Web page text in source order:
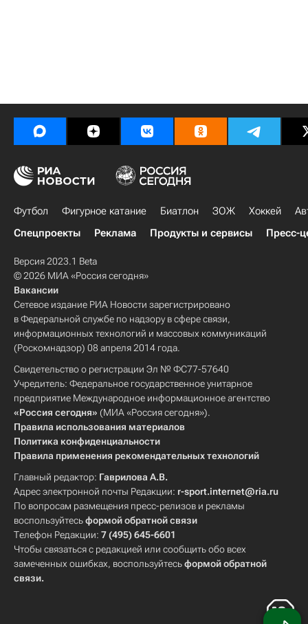
Футбол Фигурное катание Биатлон ЗОЖ Хоккей
Спецпроекты
Реклама Продукты и сервисы Пресс-
Версия 2023.1 Beta
© 2026 МИА «Россия сегодня»
Вакансии
Сетевое издание РИА Новости зарегистрировано
в Федеральной службе по надзору в сфере связи,
информационных технологий и массовых коммуникаций
(Роскомнадзор) 08 апреля 2014 года.
Свидетельство о регистрации Эл № ФС77-57640
Учредитель: Федеральное государственное унитарное
предприятие Международное информационное агентство
«Россия сегодня» (МИА «Россия сегодня»).
Правила использования материалов
Политика конфиденциальности
Правила применения рекомендательных технологий
Главный редактор: Гаврилова А.В.
Адрес электронной почты Редакции: r-sport.internet@ria.ru
По вопросам размещения пресс-релизов и рекламы
воспользуйтесьформой обратной связи
Телефон Редакции: 7 (495) 645-6601
Чтобы связаться с редакцией или сообщить обо всех
замеченных ошибках, воспользуйтесьформой обратной
связи.